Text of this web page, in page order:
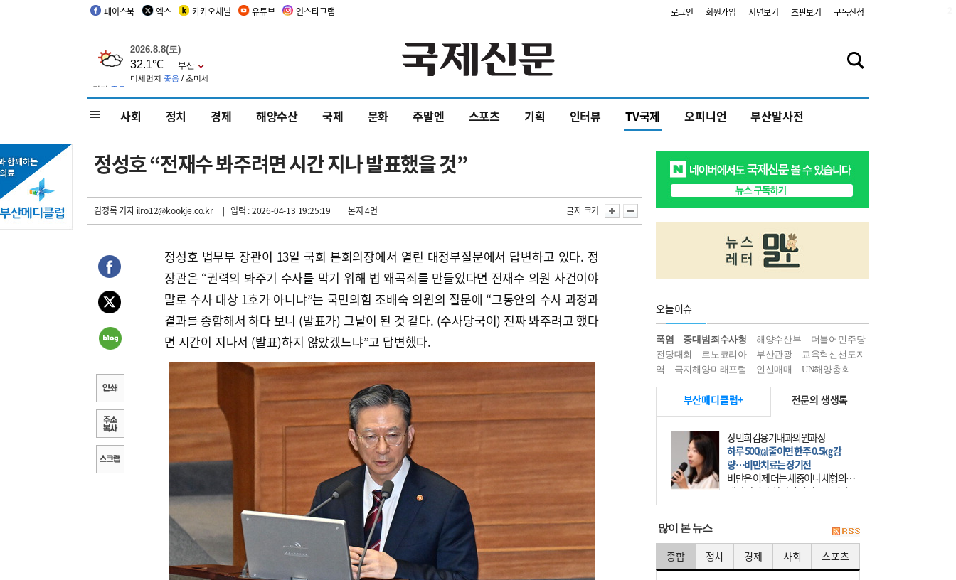
페이스북 엑스 카카오채널 유튜브 인스타그램 로그인 회원가입 지면보기 초판보기 구독신청
사회 정치 경제 해양수산 국제 문화 주말엔 스포츠 기획 인터뷰 TV국제 오피니언 부산말사전
정성호 “전재수 봐주려면 시간 지나 발표했을 것”
김정록 기자ilro12@kookje.co.kr | 입력 : 2026-04-13 19:25:19 | 본지 4면 글자 크기
정성호 법무부 장관이 13일 국회 본회의장에서 열린 대정부질문에서 답변하고 있다. 정
장관은 “권력의 봐주기 수사를 막기 위해 법 왜곡죄를 만들었다면 전재수 의원 사건이야
말로 수사 대상 1호가 아니냐”는 국민의힘 조배숙 의원의 질문에 “그동안의 수사 과정과
결과를 종합해서 하다 보니 (발표가) 그날이 된 것 같다. (수사당국이) 진짜 봐주려고 했다
면 시간이 지나서 (발표)하지 않았겠느냐”고 답변했다.
오늘이슈
폭염 중대범죄수사청 해양수산부
더불어민주당
전당대회
르노코리아 부산관광
교육혁신선도지
역
극지해양미래포럼 인신매매 UN해양총회
부산메디클럽+ 전문의 생생톡
장민희김용기내과의원과장
하루 500㎉ 줄이면 한주 0.5㎏ 감
량…비만치료는 장기전
비만은 이제 더는 체중이나 체형의 문
제가 아니다. 하나의 질병으로 인지
하고 치료와 관리를 해야 한다. 세계
많이 본 뉴스
종합 정치 경제 사회 스포츠